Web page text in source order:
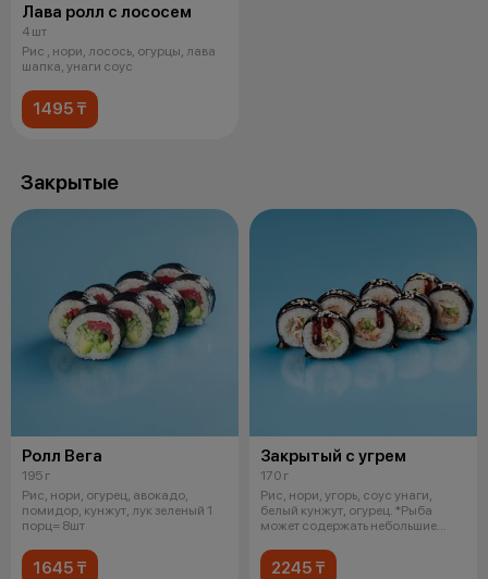
Лава ролл с лососем
4 шт
Рис , нори, лосось, огурцы, лава
шапка, унаги соус
1495 ₸
Закрытые
Ролл Вега
195 г
Рис, нори, огурец, авокадо,
помидор, кунжут, лук зеленый 1
порц= 8шт
1645 ₸
Закрытый с угрем
170 г
Рис, нори, угорь, соус унаги,
белый кунжут, огурец. *Рыба
может содержать небольшие
2245 ₸